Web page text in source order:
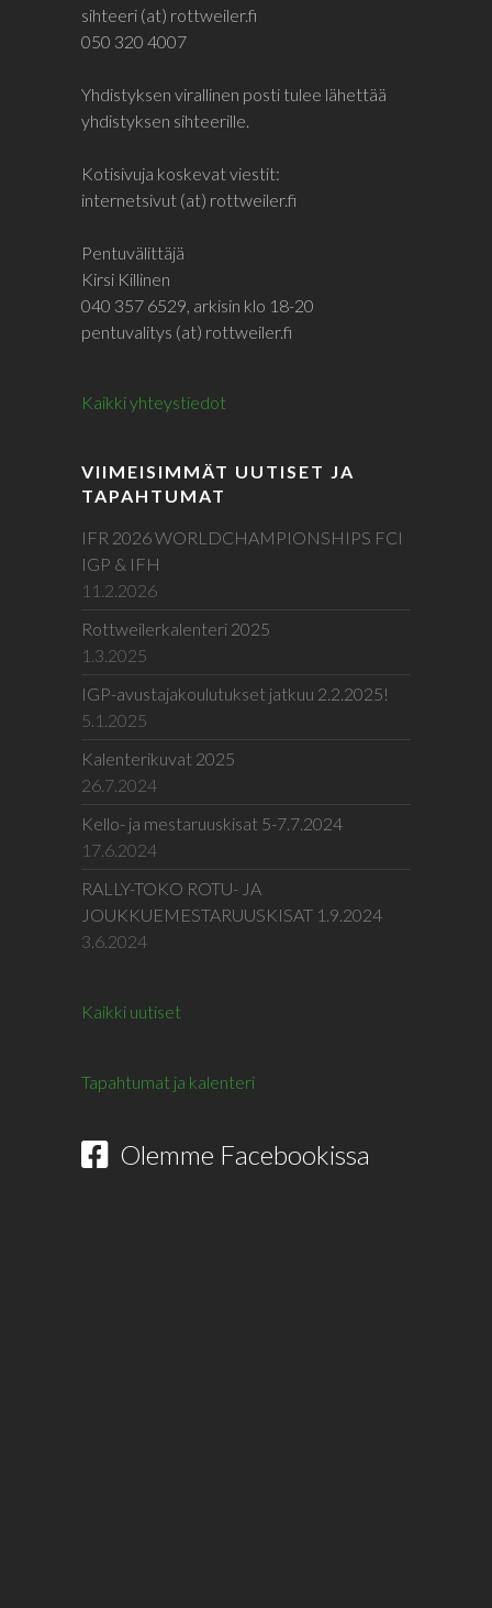
sihteeri (at) rottweiler.fi
050 320 4007
Yhdistyksen virallinen posti tulee lähettää
yhdistyksen sihteerille.
Kotisivuja koskevat viestit:
internetsivut (at) rottweiler.fi
Pentuvälittäjä
Kirsi Killinen
040 357 6529, arkisin klo 18-20
pentuvalitys (at) rottweiler.fi
Kaikki yhteystiedot
VIIMEISIMMÄT UUTISET JA
TAPAHTUMAT
IFR 2026 WORLDCHAMPIONSHIPS FCI
IGP & IFH
11.2.2026
Rottweilerkalenteri 2025
1.3.2025
IGP-avustajakoulutukset jatkuu 2.2.2025!
5.1.2025
Kalenterikuvat 2025
26.7.2024
Kello- ja mestaruuskisat 5-7.7.2024
17.6.2024
RALLY-TOKO ROTU- JA
JOUKKUEMESTARUUSKISAT 1.9.2024
3.6.2024
Kaikki uutiset
Tapahtumat ja kalenteri
Olemme Facebookissa